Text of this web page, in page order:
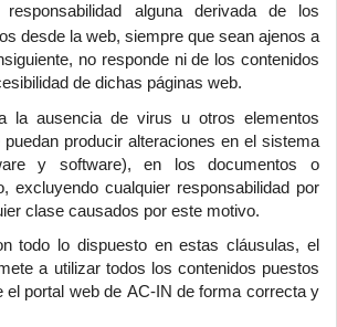
alguna derivada de los
desde la web, siempre que sean ajenos a
no responde ni de los contenidos
de dichas páginas web.
la ausencia de virus u otros elementos
producir alteraciones en el sistema
y software), en los documentos o
excluyendo cualquier responsabilidad por
clase causados por este motivo.
todo lo dispuesto en estas cláusulas, el
a utilizar todos los contenidos puestos
el portal web de AC-IN de forma correcta y